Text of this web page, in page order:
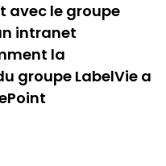
avec le groupe
intranet
la
groupe LabelVie a